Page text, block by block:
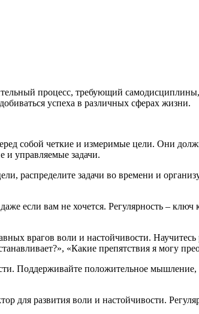
процесс, требующий
успеха в различных сферах жизни.
собой четкие и измеримые цели. Они
и управляемые задачи.
распределите задачи во времени и
если вам не хочется. Регулярность –
врагов воли и настойчивости. Научитесь
«Какие препятствия я могу
Поддерживайте положительное мышление,
развития воли и настойчивости.